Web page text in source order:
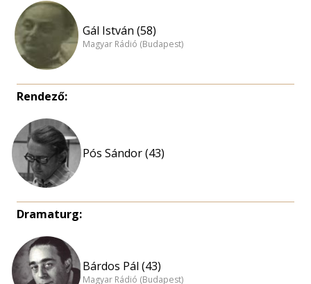
Gál István (58)
Magyar Rádió (Budapest)
Rendező:
Pós Sándor (43)
Dramaturg:
Bárdos Pál (43)
Magyar Rádió (Budapest)